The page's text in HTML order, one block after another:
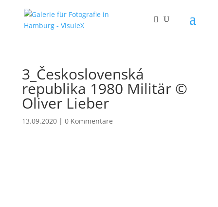
3_Československá
republika 1980 Militär ©
Oliver Lieber
13.09.2020| 0 Kommentare